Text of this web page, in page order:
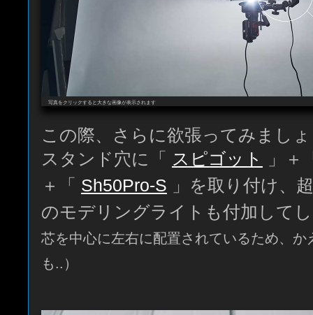
写真をクリックすると大きな画像が表示されます
この際、さらに欲張ってみまし
スタンド穴に「
スピゴット
」＋
＋「 Sh50Pro-S 」を取り付け、
のモデリングライトも付加して
芯を中心に左右に配置されているため、か
も..）